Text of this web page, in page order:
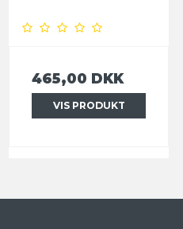
465,00 DKK
VIS PRODUKT